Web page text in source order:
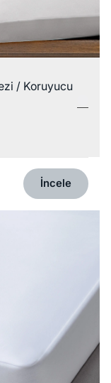
/ Koruyucu
İncele